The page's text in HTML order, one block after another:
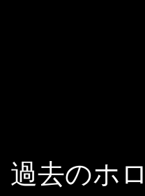
過去のホ